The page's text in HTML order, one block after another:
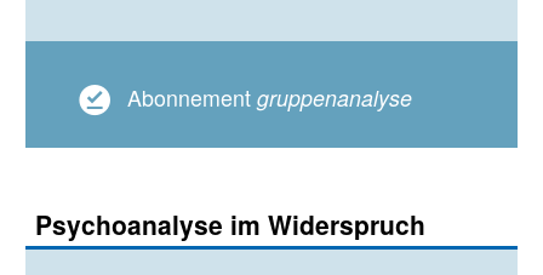
Abonnement gruppenanalyse
Psychoanalyse im Widerspruch